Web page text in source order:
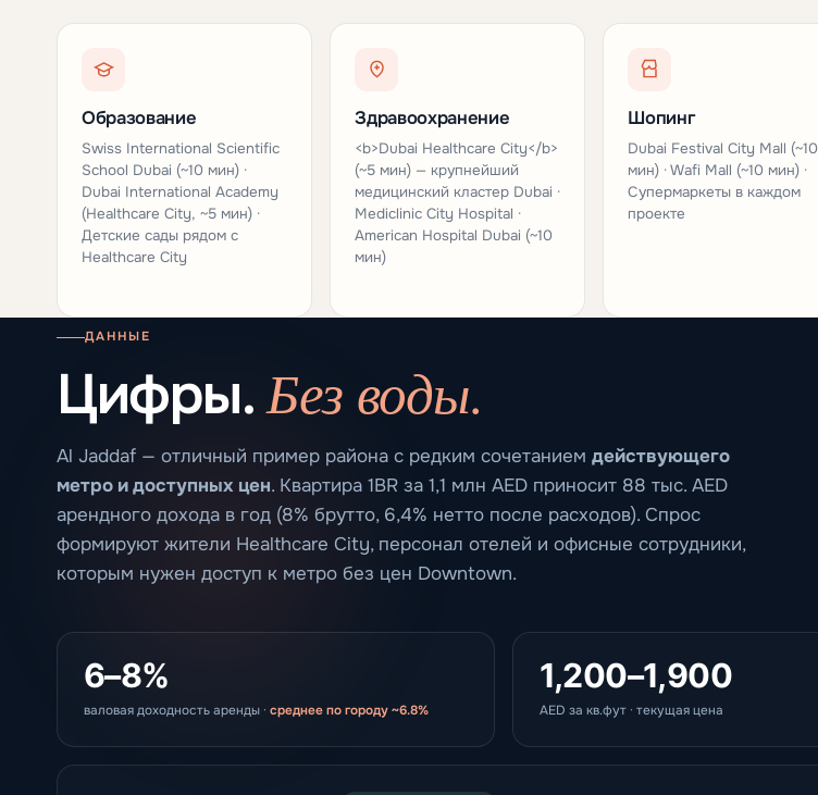
Образование
Swiss International Scientific
School Dubai (~10 мин) ·
Dubai International Academy
(Healthcare City, ~5 мин) ·
Детские сады рядом с
Healthcare City
Здравоохранение
<b>Dubai Healthcare City</b>
(~5 мин) — крупнейший
медицинский кластер Dubai ·
Mediclinic City Hospital ·
American Hospital Dubai (~10
мин)
Шопинг
Dubai Festival City Mall (~10
мин) · Wafi Mall (~10 мин) ·
Супермаркеты в каждом
проекте
ДАННЫЕ
Цифры.Без воды.
Al Jaddaf — отличный пример района с редким сочетанием действующего
метро и доступных цен. Квартира 1BR за 1,1 млн AED приносит 88 тыс. AED
арендного дохода в год (8% брутто, 6,4% нетто после расходов). Спрос
формируют жители Healthcare City, персонал отелей и офисные сотрудники,
которым нужен доступ к метро без цен Downtown.
6–8%
валовая доходность аренды · среднее по городу ~6.8%
1,200–1,900
AED за кв.фут · текущая цена